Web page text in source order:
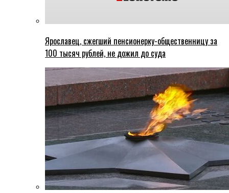
Ярославец, сжегший пенсионерку-общественницу за
100 тысяч рублей, не дожил до суда